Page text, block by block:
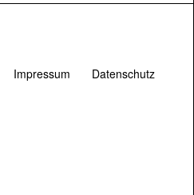
Impressum Datenschutz